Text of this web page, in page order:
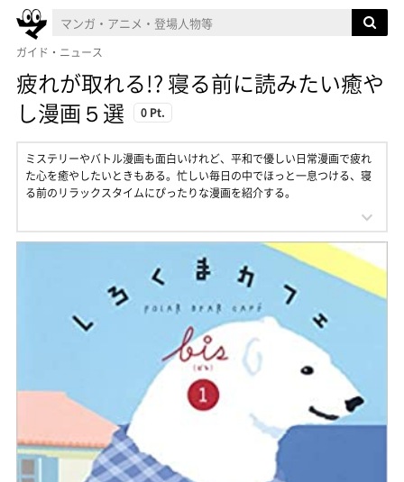
ガイド・ニュース
疲れが取れる!? 寝る前に読みたい癒や
し漫画５選
0 Pt.
ミステリーやバトル漫画も面白いけれど、平和で優しい日常漫画で疲れ
た心を癒やしたいときもある。忙しい毎日の中でほっと一息つける、寝
る前のリラックスタイムにぴったりな漫画を紹介する。